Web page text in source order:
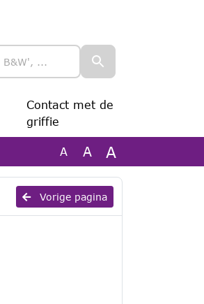
Contact met de
griffie
A A A
Vorige pagina